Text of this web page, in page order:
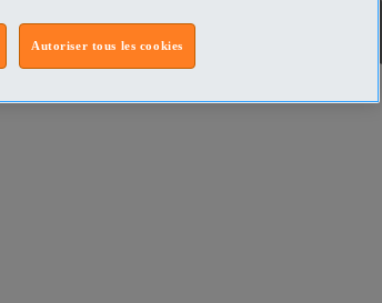
Autoriser tous les cookies